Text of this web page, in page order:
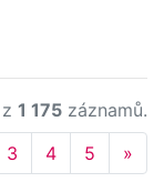
z 1 175 záznamů.
3 4 5 »